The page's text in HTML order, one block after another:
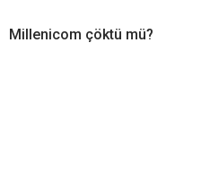
Millenicom çöktü mü?